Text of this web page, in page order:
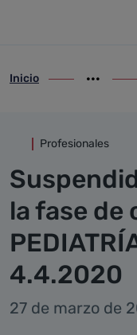
ir-a inicio
Inicio
ir-
Profesionales
la fase de
4.4.2020
27 de marzo de